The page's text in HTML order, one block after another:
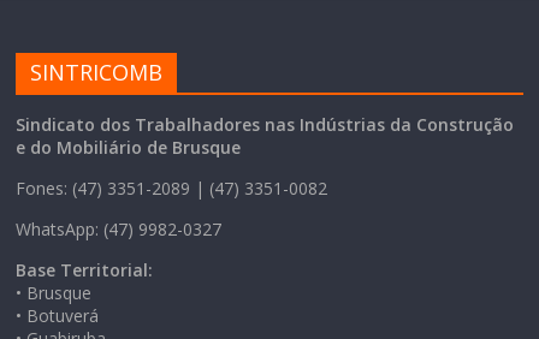
SINTRICOMB
Sindicato dos Trabalhadores nas Indústrias da Construção
e do Mobiliário de Brusque
Fones: (47) 3351-2089 | (47) 3351-0082
WhatsApp: (47) 9982-0327
Base Territorial:
• Brusque
• Botuverá